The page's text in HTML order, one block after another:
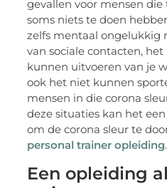
gevallen voor mensen
soms niets te doen
zelfs mentaal ongelukkig
van sociale contacten,
kunnen uitvoeren van je
ook het niet kunnen
mensen in die corona
deze situaties kan het
om de corona sleur te
personal trainer opleiding.
Een opleiding